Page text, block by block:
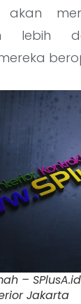
akan
lebih
–
Jakarta